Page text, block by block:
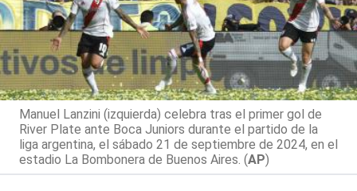
Manuel Lanzini (izquierda) celebra tras el primer gol de
River Plate ante Boca Juniors durante el partido de la
liga argentina, el sábado 21 de septiembre de 2024, en el
estadio La Bombonera de Buenos Aires. (AP)